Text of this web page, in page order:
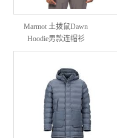
Marmot 土拨鼠Dawn
Hoodie男款连帽衫